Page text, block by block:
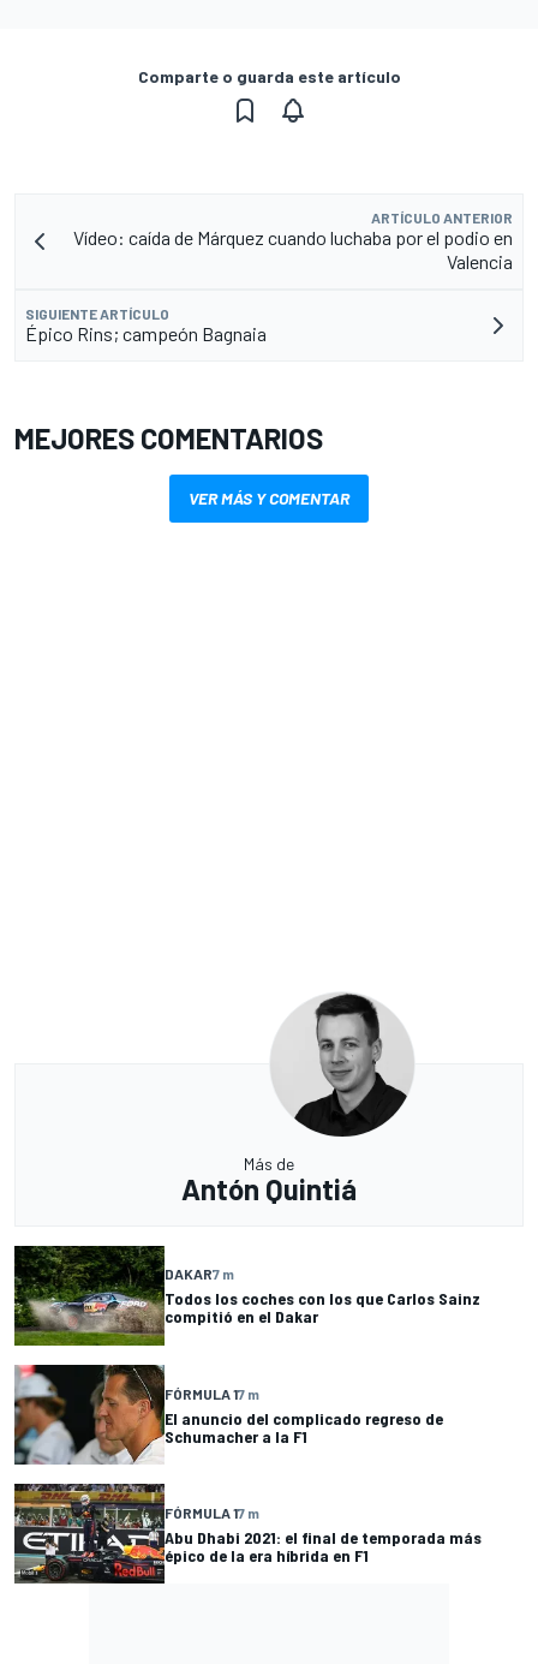
Comparte o guarda este artículo
ARTÍCULO ANTERIOR
Vídeo: caída de Márquez cuando luchaba por el podio en
Valencia
SIGUIENTE ARTÍCULO
Épico Rins; campeón Bagnaia
MEJORES COMENTARIOS
VER MÁS Y COMENTAR
Más de
Antón Quintiá
DAKAR7 m
Todos los coches con los que Carlos Sainz
compitió en el Dakar
FÓRMULA 17 m
El anuncio del complicado regreso de
Schumacher a la F1
FÓRMULA 17 m
Abu Dhabi 2021: el final de temporada más
épico de la era híbrida en F1